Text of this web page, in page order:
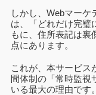
しかし、Webマーケ
は、「どれだけ完璧
もに、住所表記は裏
点にあります。
これが、本サービス
間体制の「常時監視
いる最大の理由です。